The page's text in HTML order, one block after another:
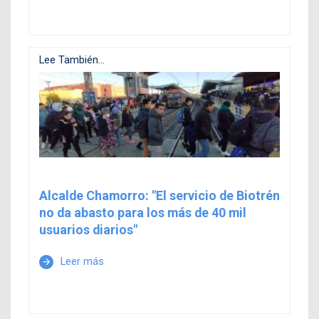
Lee También...
Alcalde Chamorro: "El servicio de Biotrén
no da abasto para los más de 40 mil
usuarios diarios"
arrow_forward Leer más